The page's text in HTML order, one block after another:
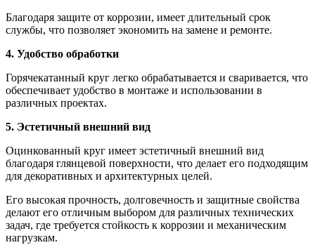
Благодаря защите от коррозии, имеет длительный срок
службы, что позволяет экономить на замене и ремонте.
4. Удобство обработки
Горячекатанный круг легко обрабатывается и сваривается, что
обеспечивает удобство в монтаже и использовании в
различных проектах.
5. Эстетичный внешний вид
Оцинкованный круг имеет эстетичный внешний вид
благодаря глянцевой поверхности, что делает его подходящим
для декоративных и архитектурных целей.
Его высокая прочность, долговечность и защитные свойства
делают его отличным выбором для различных технических
задач, где требуется стойкость к коррозии и механическим
нагрузкам.